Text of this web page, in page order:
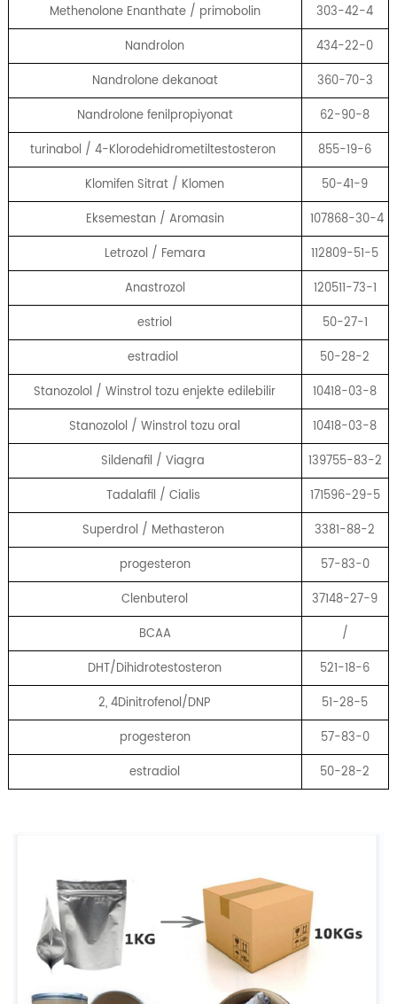
Methenolone Enanthate / primobolin
303-42-4
Nandrolon
434-22-0
Nandrolone dekanoat
360-70-3
Nandrolone fenilpropiyonat
62-90-8
turinabol / 4-Klorodehidrometiltestosteron
855-19-6
Klomifen Sitrat / Klomen
50-41-9
Eksemestan / Aromasin
107868-30-4
Letrozol / Femara
112809-51-5
Anastrozol
120511-73-1
estriol
50-27-1
estradiol
50-28-2
Stanozolol / Winstrol tozu enjekte edilebilir
10418-03-8
Stanozolol / Winstrol tozu oral
10418-03-8
Sildenafil / Viagra
139755-83-2
Tadalafil / Cialis
171596-29-5
Superdrol / Methasteron
3381-88-2
progesteron
57-83-0
Clenbuterol
37148-27-9
BCAA
/
DHT/Dihidrotestosteron
521-18-6
2, 4Dinitrofenol/DNP
51-28-5
progesteron
57-83-0
estradiol
50-28-2